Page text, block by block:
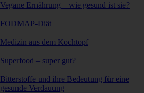
Vegane Ernährung – wie gesund ist sie?
FODMAP-Diät
Medizin aus dem Kochtopf
Superfood – super gut?
Bitterstoffe und ihre Bedeutung für eine
gesunde Verdauung